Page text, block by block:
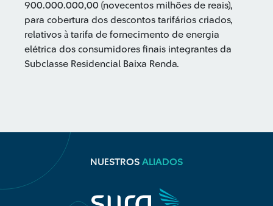
900.000.000,00 (novecentos milhões de reais),
para cobertura dos descontos tarifários criados,
relativos à tarifa de fornecimento de energia
elétrica dos consumidores finais integrantes da
Subclasse Residencial Baixa Renda.
NUESTROS ALIADOS